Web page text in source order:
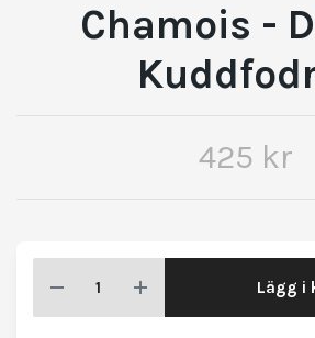
Chamois -
425 kr
Lägg i